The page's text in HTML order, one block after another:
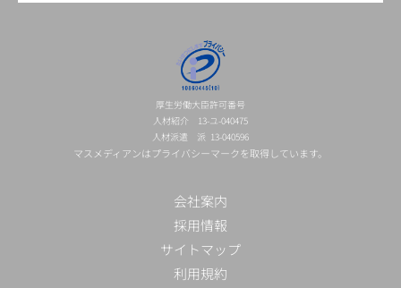
厚生労働大臣許可番号
人材紹介 13-ユ-040475
人材派遣 派 13-040596
マスメディアンはプライバシーマークを取得しています。
会社案内
採用情報
サイトマップ
利用規約